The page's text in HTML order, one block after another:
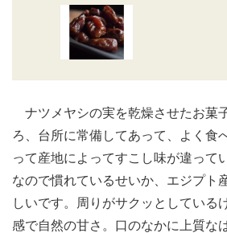
ナツメヤシの実を乾燥させたお菓
ろ、台所に常備してあって、よく食
って産地によってすこし味が違って
なので慣れているせいか、エジプト
しいです。周りがサクッとしている
感で自然の甘さ。口のなかに上質な